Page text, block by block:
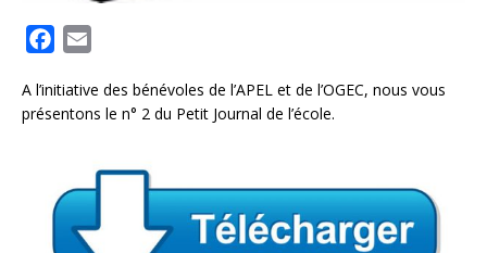
c
e
o
a
i
A l’initiative des bénévoles de l’APEL et de l’OGEC, nous vous
présentons le n° 2 du Petit Journal de l’école.